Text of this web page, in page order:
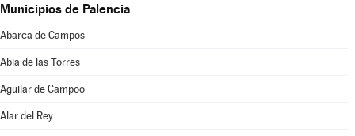
Municipios de Palencia
Abarca de Campos
Abia de las Torres
Aguilar de Campoo
Alar del Rey